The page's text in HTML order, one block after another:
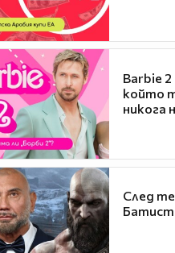
Barbie
който
никога
След